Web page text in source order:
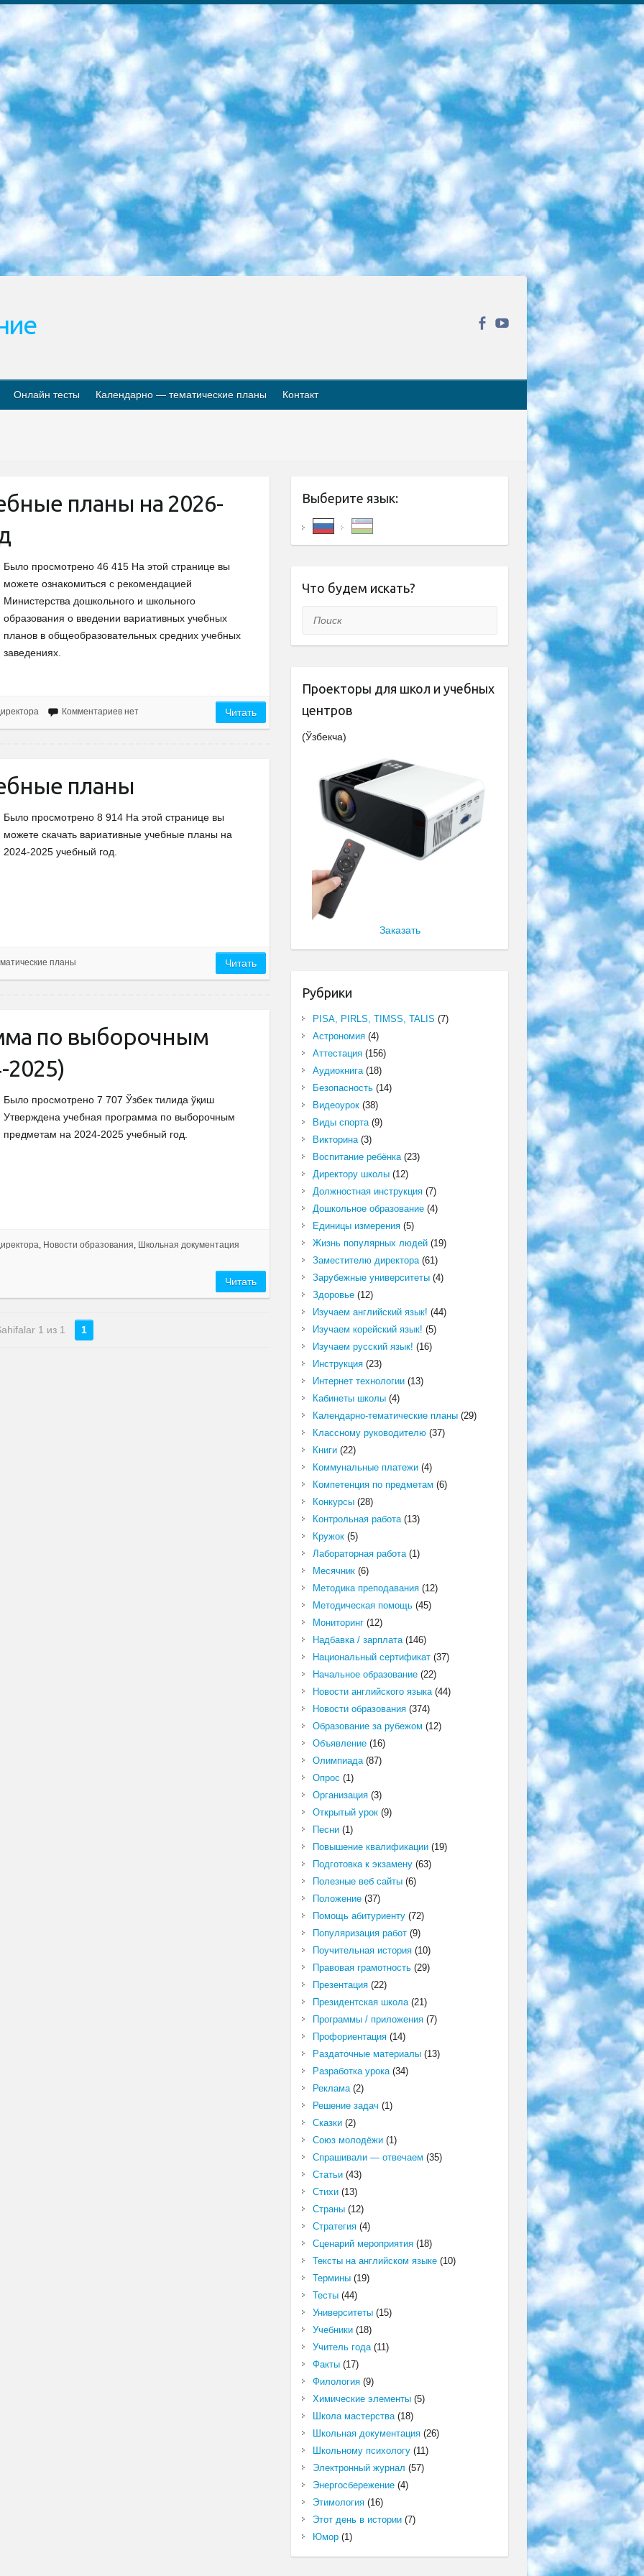
экзамен ориентирован на творческое и логическое мышление при подготовке базы материалов учитывать введение заданий. 5. Следует отметить, что: сертификат государственного образца о знании общеобразовательного предмета и как минимум национальный уровень B1 по предметам на иностранных языках, указанным в Приложении 2. или международно признанный сертификат эквивалентного уровня студенты, изучающие определенный предмет, освобождаются от экзамена; по соответствующим предметам запланирована итоговая государственная аттестация за день до дня, путем жеребьевки Рабочей группой (в письменной форме по предметам, проводимым в форме) из числа сформированных вариантов выбрано 2 варианта; 2 выбранных варианта экзамена анонсированы на официальном сайте министерства и все выпускники по всей стране на основе этих вариантов проводит итоговую государственную аттестацию. 6. Государственное образование учащихся средних общеобразовательных учреждений. знания в соответствии с квалификационными требованиями, которые необходимо приобрести на основании стандартов итоговый (выпускной) контроль для 9 и 11 классов в целях тестирования Экзамены (далее – экзамены) состоят из предметов, перечисленных в приложении 1. будет сделано. 7. Экзамены пройдут с 26 мая по 15 июня 2024 г. (кроме науки физического воспитания). 8. Физическая для учащихся 9 классов общесредних образовательных учреждений. Экзамены по предмету «Образование, квалификация медицина» 1-6 мая 2024 года. сотрудники перевести под присмотр (с отклонениями в физическом или умственном развитии) специализированная школа для детей, школы-интернаты и со сколиозом школы-интернаты санаторного типа для больных детей исключены). 9. Он был слепым, слабовидящим и имел нарушения опорно-двигательного аппарата. экзамены в специализированных школах и интернатах для детей должны проводиться исходя из требований, предъявляемых к общеобразовательным учреждениям (физкультура кроме науки). 10. Специализированная школа для глухих и слабослышащих детей. и экзамены в интернатах и быть реализован в виде письменного теста по математике. 11. Специальность для умственно отсталых детей. Для 9 класса Родной язык и литературное письмо Государственный язык (язык обучения – узбекский). для неклассов) написано Математическое письмо Письменная/устная история Узбекистана Физическое воспитание практично Итоговый контроль Для 11 класса Написание родного языка и литературы (эссе) Математическое письмо Узбекский язык (обучение на узбекском языке) не посещающее общее среднее образование для учреждений)/Образовательное учреждение выбор письменный и устный Иностранный язык письменный/устный Письменная/устная история Узбекистана *По выбору студента:  Химия  Физика  Основы государственного права  География 10 бесплатных образовательных ресурсов - Мы составили подборку онлайн-проектов с интерактивными упражнениями, видеолекциями и статьями. Они помогут вам обрести новые и освежить старые знания бесплатно. 1. «ИНТУИТ» Старейшая образовательная площадка Рунета. Здесь вы найдёте сотни текстовых и видеокурсов на десятки различных тем — от программирования до психологии. Многие курсы подготовлены российскими университетами и крупными международными компаниями вроде Intel и Microsoft. Самостоятельное обучение бесплатное, но желающие могут оплатить услуги персональных наставников. 2. «Смартия» знакомит с актуальными профессиями и подсказывает, как им обучаться. Выбрав заинтересовавшую вас специальность — SMM-специалист, фотограф, веб-дизайнер или другую, — увидите список необходимых для неё умений. Чтобы вы могли освоить их самостоятельно, для каждого умения площадка отображает подборку ссылок на учебные материалы. Хотя «Смартия» ориентируется на русскоязычную аудиторию, часть контента всё же доступна только на английском. 3. «Лекторий Физтеха» Проект Московского физико-технического института (Физтеха). С его помощью вы можете смотреть онлайн серии лекций, записанные на видео в этом вузе. В числе доступных предметов — физика, биология, химия, информационные технологии и другие. К некоторым лекциям администрация ресурса прилагает готовые конспекты, которые можно скачивать в PDF-формате. 4. ITMOcourses Онлайн-площадка Санкт-Петербургского национального исследовательского университета информационных технологий, механики и оптики (ИТМО). Ресурс предоставляет свободный доступ к курсам, разработанным в этом вузе. Каталог материалов разбит на четыре категории: «Оптические системы и технологии», «Приборостроение и робототехника», «Информационные технологии» и «Биотехнологии». Курсы состоят из видеолекций, интерактивных демонстраций и заданий. 5. «КиберЛенинка» Электронная научная библиотека открытого доступа. Каталог площадки регулярно обрастает текстами статей из различных научных изданий. Сгруппированные по журналам и рубрикам публикации можно читать онлайн или скачивать целиком в PDF-формате. Проект нацелен на популяризацию науки за счёт открытого доступа к качественной информации. 6. «ПостНаука» На этом ресурсе публикуют подборки видеолекций, составленные экспертами из разных отраслей и объединённые общими темами. Среди них, к примеру, есть серии «Биоинформатика и геномика», «Культура средневековой Скандинавии» и Cinema Studies о теории кино. Каждая подборка лекций — логически связанная история, рассказанная экспертом от первого лица. Кроме того, на сайте появляются научно-образовательные статьи и тесты на разные темы. 7. «Newочём» Команда проекта «Newочём» отбирает самые интересные тексты из англоязычных СМИ и переводит те из них, за которые голосуют участники сообщества «ВКонтакте». По большей части это научно-популярные статьи. Редакторы придумывают лишь заголовки, в остальном содержание переводов соответствует оригиналам. Полные тексты можно читать прямо в социальной сети. 8. InternetUrok Онлайн-база материалов по основным дисциплинам школьной программы. Информация на сайте структурирована по классам, предметам и темам (урокам). Каждый урок состоит из видеолекций и конспектов. Есть также интерактивные тренажёры и тесты для закрепления пройденного материала. Даже если вы давно окончили школу, возможность повторить программу старших классов всегда может пригодиться. 9. Edutainme Ещё один ресурс об образовании. В отличие от Newtonew, как мне кажется, Edutainme больше ориентируется на представителей индустрии: педагогов, предпринимателей, разработчиков образовательных проектов. Но и любой, кто просто стремится к саморазвитию, найдёт на сайте много полезного и интересного для себя. Например, информацию о новых курсах и образовательных сервисах. 10. Newtonew Онлайн-медиа об образовании и обучении в широком смысле. Авторы Newtonew пишут об инструментах, заведениях, тактиках и стратегиях, которые помогают учить других и получать новые знания самостоятельно. На этой площадке вы найдёте новости, обзоры, аналитические мат
Онлайн тесты Календарно — тематические планы Контакт
планы на 2026-
Было просмотрено 46 415 На этой странице вы
можете ознакомиться с рекомендацией
Министерства дошкольного и школьного
образования о введении вариативных учебных
планов в общеобразовательных средних учебных
заведениях.
Комментариев нет Читать
планы
Было просмотрено 8 914 На этой странице вы
можете скачать вариативные учебные планы на
2024-2025 учебный год.
планы Читать
по выборочным
2025)
Было просмотрено 7 707 Ўзбек тилида ўқиш
Утверждена учебная программа по выборочным
предметам на 2024-2025 учебный год.
, Новости образования, Школьная документация
Читать
1 из 1 1
Выберите язык:
Что будем искать?
Поиск
Проекторы для школ и учебных
центров
(Ўзбекча)
Заказать
Рубрики
PISA, PIRLS, TIMSS, TALIS (7)
Астрономия(4)
Аттестация(156)
Аудиокнига(18)
Безопасность(14)
Видеоурок(38)
Виды спорта(9)
Викторина(3)
Воспитание ребёнка(23)
Директору школы(12)
Должностная инструкция(7)
Дошкольное образование(4)
Единицы измерения(5)
Жизнь популярных людей(19)
Заместителю директора(61)
Зарубежные университеты(4)
Здоровье(12)
Изучаем английский язык! (44)
Изучаем корейский язык! (5)
Изучаем русский язык! (16)
Инструкция(23)
Интернет технологии(13)
Кабинеты школы(4)
Календарно-тематические планы(29)
Классному руководителю(37)
Книги(22)
Коммунальные платежи(4)
Компетенция по предметам (6)
Конкурсы(28)
Контрольная работа(13)
Кружок(5)
Лабораторная работа(1)
Месячник(6)
Методика преподавания(12)
Методическая помощь(45)
Мониторинг(12)
Надбавка / зарплата(146)
Национальный сертификат(37)
Начальное образование(22)
Новости английского языка(44)
Новости образования(374)
Образование за рубежом (12)
Объявление(16)
Олимпиада(87)
Опрос (1)
Организация(3)
Открытый урок(9)
Песни(1)
Повышение квалификации(19)
Подготовка к экзамену(63)
Полезные веб сайты(6)
Положение(37)
Помощь абитуриенту(72)
Популяризация работ(9)
Поучительная история(10)
Правовая грамотность(29)
Презентация(22)
Президентская школа(21)
Программы / приложения(7)
Профориентация(14)
Раздаточные материалы(13)
Разработка урока(34)
Реклама(2)
Решение задач (1)
Сказки(2)
Союз молодёжи(1)
Спрашивали — отвечаем (35)
Статьи(43)
Стихи(13)
Страны(12)
Стратегия(4)
Сценарий мероприятия(18)
Тексты на английском языке(10)
Термины(19)
Тесты(44)
Университеты(15)
Учебники(18)
Учитель года(11)
Факты(17)
Филология(9)
Химические элементы(5)
Школа мастерства(18)
Школьная документация(26)
Школьному психологу(11)
Электронный журнал (57)
Энергосбережение(4)
Этимология(16)
Этот день в истории(7)
Юмор(1)